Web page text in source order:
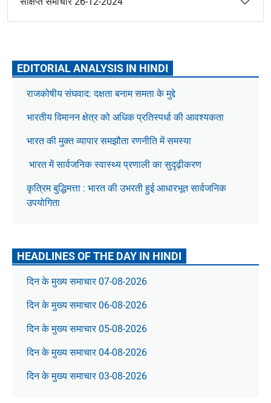
EDITORIAL ANALYSIS IN HINDI
राजकोषीय संघवाद: दक्षता बनाम समता के मुद्दे
भारतीय विमानन क्षेत्र को अधिक प्रतिस्पर्धा की आवश्यकता
भारत की मुक्त व्यापार समझौता रणनीति में समस्या
भारत में सार्वजनिक स्वास्थ्य प्रणाली का सुदृढ़ीकरण
कृत्रिम बुद्धिमत्ता : भारत की उभरती हुई आधारभूत सार्वजनिक
उपयोगिता
HEADLINES OF THE DAY IN HINDI
दिन के मुख्य समाचार 07-08-2026
दिन के मुख्य समाचार 06-08-2026
दिन के मुख्य समाचार 05-08-2026
दिन के मुख्य समाचार 04-08-2026
दिन के मुख्य समाचार 03-08-2026